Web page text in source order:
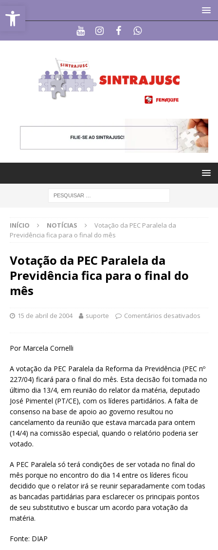
Abrir a barra de ferramentas
INÍCIO NOTÍCIAS
Votação da PEC Paralela da
Previdência fica para o final do mês
Votação da PEC Paralela da
Previdência fica para o final do
mês
15 de abril de 2004 suporte Comentários desativados
Por Marcela Cornelli
A votação da PEC Paralela da Reforma da Previdência (PEC nº
227/04) ficará para o final do mês. Esta decisão foi tomada no
último dia 13/4, em reunião do relator da matéria, deputado
José Pimentel (PT/CE), com os líderes partidários. A falta de
consenso na base de apoio ao governo resultou no
cancelamento da reunião que estava marcada para ontem
(14/4) na comissão especial, quando o relatório poderia ser
votado.
A PEC Paralela só terá condições de ser votada no final do
mês porque no encontro do dia 14 entre os líderes ficou
decidido que o relator irá se reunir separadamente com todas
as bancadas partidárias para esclarecer os principais pontos
de seu substitutivo e buscar um acordo para votação da
matéria.
Fonte: DIAP